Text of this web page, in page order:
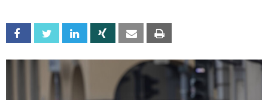
Facebook Twitter Linkedin Xing Email